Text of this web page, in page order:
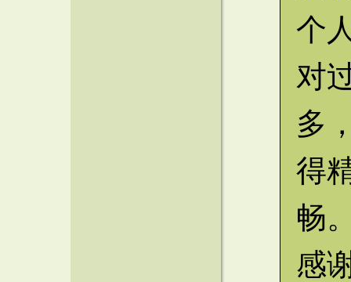
个
对
多
得
畅
感